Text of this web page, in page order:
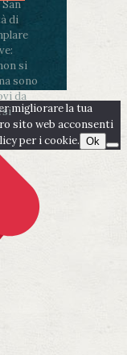
di
si
sono
da
migliorare la tua
sito web acconsenti
per i cookie. Ok